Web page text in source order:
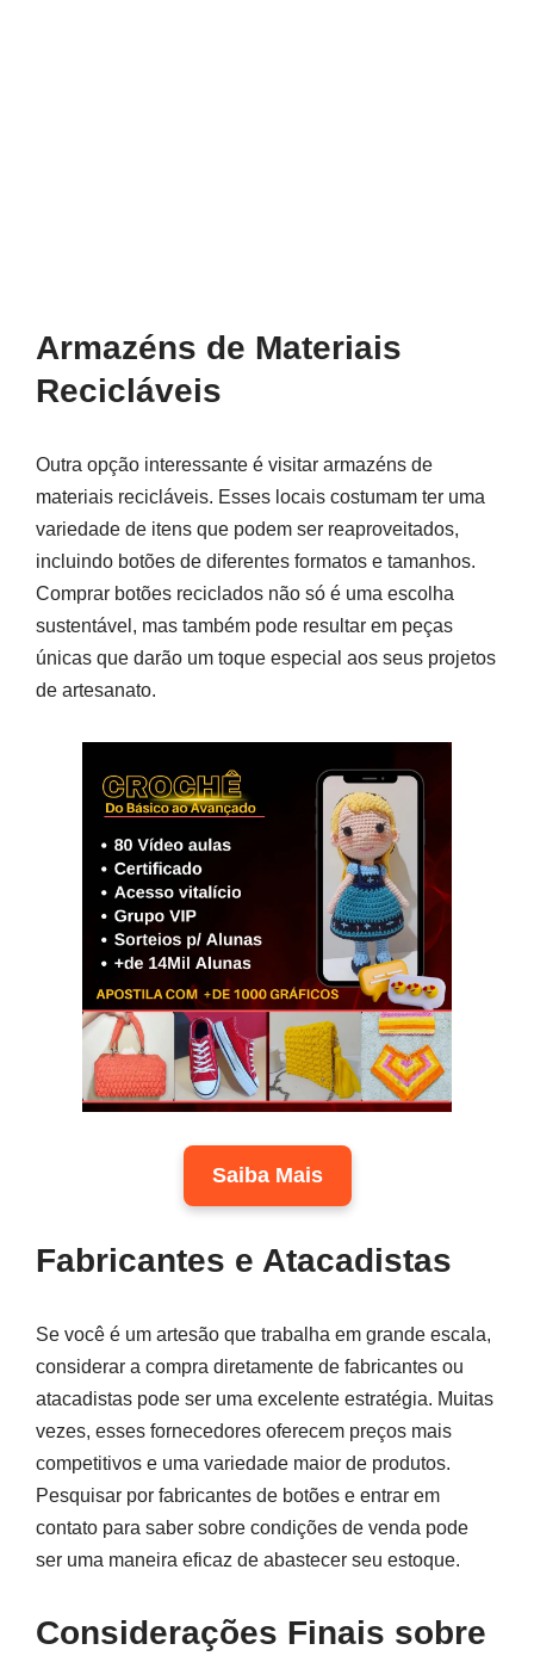
Armazéns de Materiais
Recicláveis
Outra opção interessante é visitar armazéns de
materiais recicláveis. Esses locais costumam ter uma
variedade de itens que podem ser reaproveitados,
incluindo botões de diferentes formatos e tamanhos.
Comprar botões reciclados não só é uma escolha
sustentável, mas também pode resultar em peças
únicas que darão um toque especial aos seus projetos
de artesanato.
Saiba Mais
Fabricantes e Atacadistas
Se você é um artesão que trabalha em grande escala,
considerar a compra diretamente de fabricantes ou
atacadistas pode ser uma excelente estratégia. Muitas
vezes, esses fornecedores oferecem preços mais
competitivos e uma variedade maior de produtos.
Pesquisar por fabricantes de botões e entrar em
contato para saber sobre condições de venda pode
ser uma maneira eficaz de abastecer seu estoque.
Considerações Finais sobre